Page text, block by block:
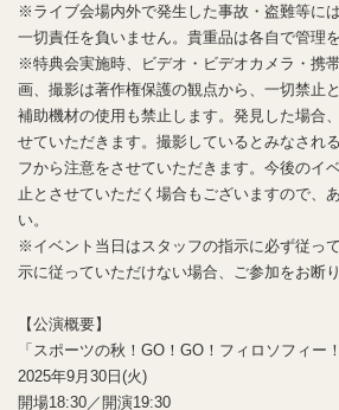
※ライブ会場内外で発生した事故・盗難等に
一切責任を負いません。貴重品は各自で管理
※特典会実施時、ビデオ・ビデオカメラ・携
画、撮影は著作権保護の観点から、一切禁止
補助機材の使用も禁止します。発見した場合
せていただきます。撮影しているとみなされ
フから注意をさせていただきます。今後のイ
止とさせていただく場合もございますので、
い。
※イベント当日はスタッフの指示に必ず従っ
示に従っていただけない場合、ご参加をお断
【公演概要】
「スポーツの秋！GO！GO！フィロソフィー！
2025年9月30日(火)
開場18:30／開演19:30